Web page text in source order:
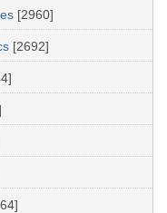
[2960]
[2692]